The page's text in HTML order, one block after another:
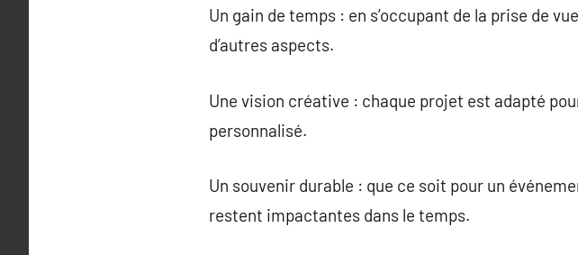
Un gain de temps : en s’occupant de la prise de
d’autres aspects.
Une vision créative : chaque projet est adapté
personnalisé.
Un souvenir durable : que ce soit pour un
restent impactantes dans le temps.